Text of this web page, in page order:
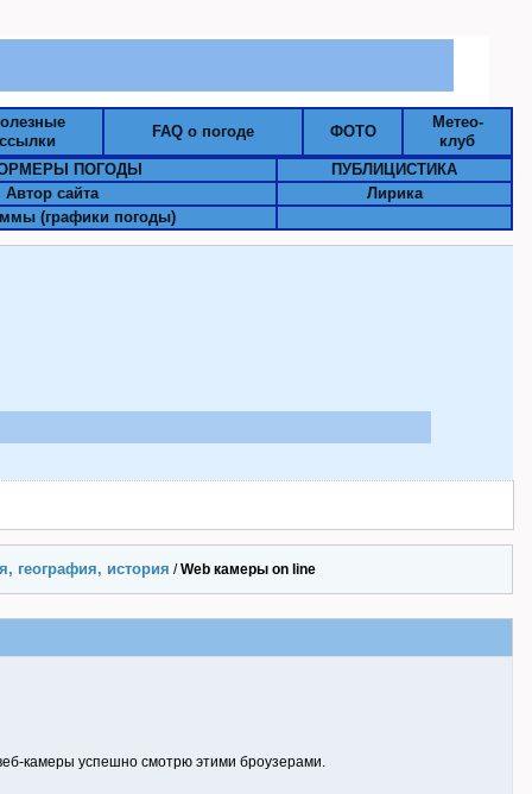
ссылки
FAQ о погоде ФОТО
Метео-
клуб
ПОГОДЫ
ПУБЛИЦИСТИКА
Автор сайта
Лирика
(графики погоды)
география, история /Web камеры on line
камеры успешно смотрю этими броузерами.